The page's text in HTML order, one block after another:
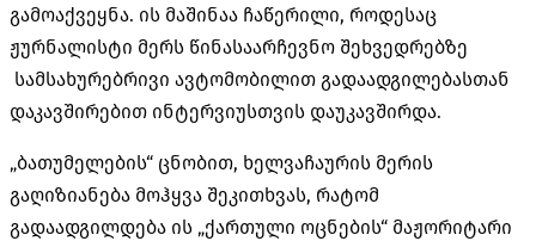
გამოაქვეყნა. ის მაშინაა ჩაწერილი, როდესაც
ჟურნალისტი მერს წინასაარჩევნო შეხვედრებზე
სამსახურებრივი ავტომობილით გადაადგილებასთან
დაკავშირებით ინტერვიუსთვის დაუკავშირდა.
„ბათუმელების“ ცნობით, ხელვაჩაურის მერის
გაღიზიანება მოჰყვა შეკითხვას, რატომ
გადაადგილდება ის „ქართული ოცნების“ მაჟორიტარი